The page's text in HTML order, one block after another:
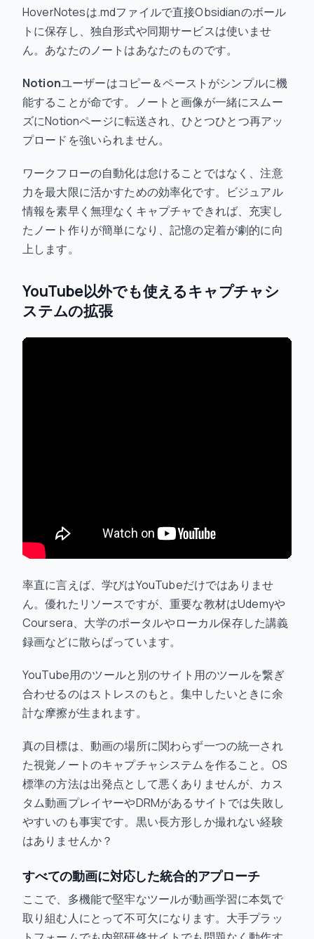
HoverNotesは.mdファイルで直接Obsidianのボール
トに保存し、独自形式や同期サービスは使いませ
ん。あなたのノートはあなたのものです。
Notionユーザーはコピー＆ペーストがシンプルに機
能することが命です。ノートと画像が一緒にスムー
ズにNotionページに転送され、ひとつひとつ再アッ
プロードを強いられません。
ワークフローの自動化は怠けることではなく、注意
力を最大限に活かすための効率化です。ビジュアル
情報を素早く無理なくキャプチャできれば、充実し
たノート作りが簡単になり、記憶の定着が劇的に向
上します。
YouTube以外でも使えるキャプチャシ
ステムの拡張
率直に言えば、学びはYouTubeだけではありませ
ん。優れたリソースですが、重要な教材はUdemyや
Coursera、大学のポータルやローカル保存した講義
録画などに散らばっています。
YouTube用のツールと別のサイト用のツールを繋ぎ
合わせるのはストレスのもと。集中したいときに余
計な摩擦が生まれます。
真の目標は、動画の場所に関わらず一つの統一され
た視覚ノートのキャプチャシステムを作ること。OS
標準の方法は出発点として悪くありませんが、カス
タム動画プレイヤーやDRMがあるサイトでは失敗し
やすいのも事実です。黒い長方形しか撮れない経験
はありませんか？
すべての動画に対応した統合的アプローチ
ここで、多機能で堅牢なツールが動画学習に本気で
取り組む人にとって不可欠になります。大手プラッ